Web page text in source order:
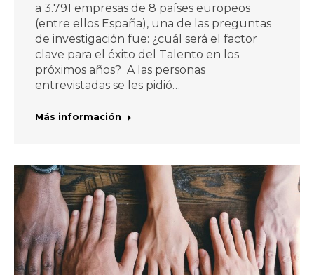
a 3.791 empresas de 8 países europeos
(entre ellos España), una de las preguntas
de investigación fue: ¿cuál será el factor
clave para el éxito del Talento en los
próximos años? A las personas
entrevistadas se les pidió…
Más información